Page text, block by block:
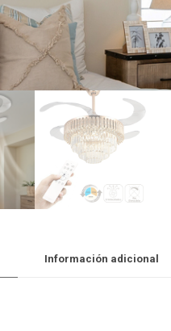
Información adicional